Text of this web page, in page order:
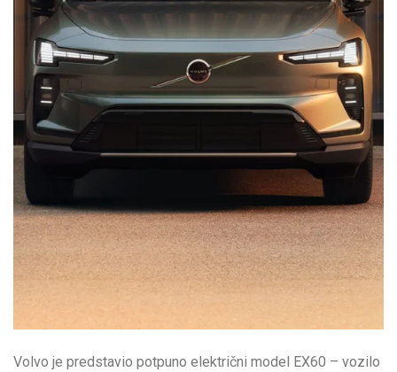
Volvo je predstavio potpuno električni model EX60 – vozilo